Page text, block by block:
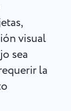
visual
sea
la
tareas y
etiquetas)